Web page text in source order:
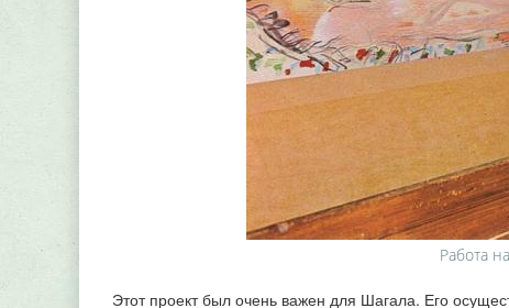
Работа
Этот проект был очень важен для Шагала. Его